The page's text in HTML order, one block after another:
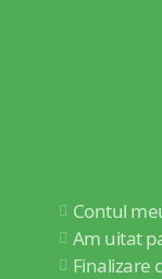
Contul
Am uitat
Finalizare